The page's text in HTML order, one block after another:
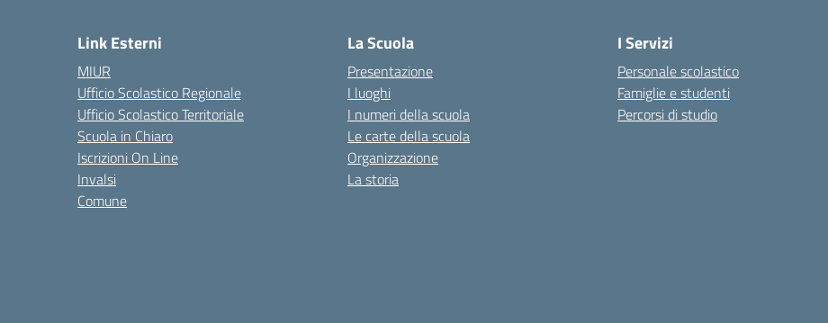
Link Esterni
MIUR
Ufficio Scolastico Regionale
Ufficio Scolastico Territoriale
Scuola in Chiaro
Iscrizioni On Line
Invalsi
Comune
La Scuola
Presentazione
I luoghi
I numeri della scuola
Le carte della scuola
Organizzazione
La storia
I Servizi
Personale scolastico
Famiglie e studenti
Percorsi di studio